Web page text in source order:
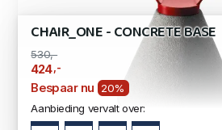
CHAIR_ONE - CONCRETE BASE
530,-
424,-
Bespaar nu
20%
Aanbieding vervalt over: